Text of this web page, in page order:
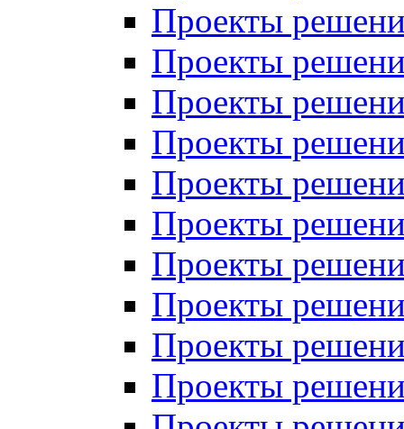
Проекты
Проекты
Проекты
Проекты
Проекты
Проекты
Проекты
Проекты
Проекты
Проекты